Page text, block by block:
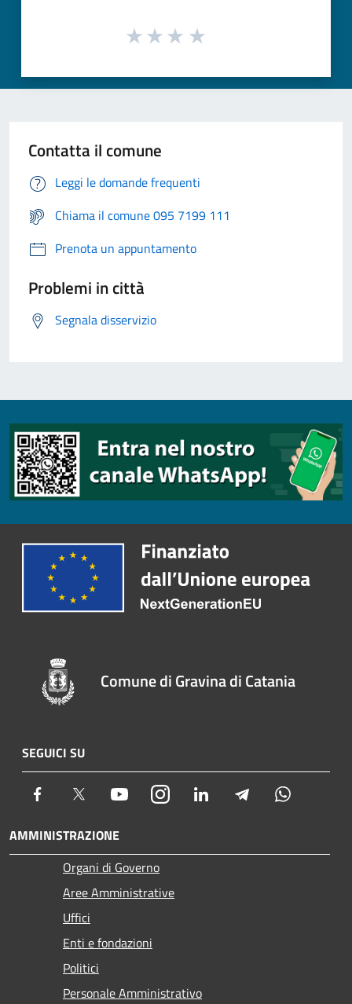
Contatta il comune
Leggi le domande frequenti
Chiama il comune 095 7199 111
Prenota un appuntamento
Problemi in città
Segnala disservizio
Comune di Gravina di Catania
SEGUICI SU
Facebook Twitter YoutubeInstagram LinkedIn Telegram
AMMINISTRAZIONE
Organi di Governo
Aree Amministrative
Uffici
Enti e fondazioni
Politici
Personale Amministrativo